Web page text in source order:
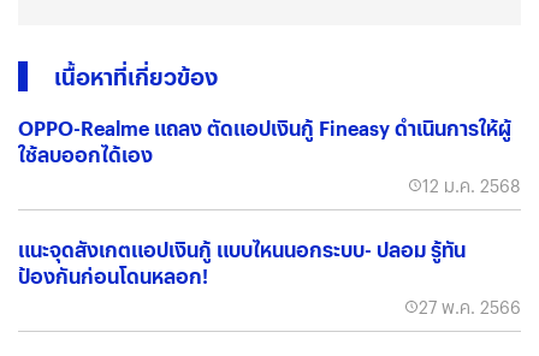
เนื้อหาที่เกี่ยวข้อง
OPPO-Realme แถลง ตัดแอปเงินกู้ Fineasy ดำเนินการให้ผู้
ใช้ลบออกได้เอง
12 ม.ค. 2568
​แนะจุดสังเกตแอปเงินกู้ แบบไหนนอกระบบ- ปลอม รู้ทัน
ป้องกันก่อนโดนหลอก!
27 พ.ค. 2566